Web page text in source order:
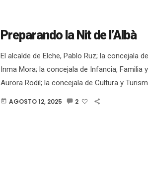
Preparando la Nit de l’Albà
El alcalde de Elche, Pablo Ruz; la concejala
Inma Mora; la concejala de Infancia, Familia
Aurora Rodil; la concejala de Cultura y
el concejal de Servicios Públicos, Claudio
today AGOSTO 12, 2025 2